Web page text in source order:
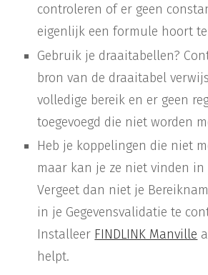
controleren of er geen
eigenlijk een formule hoort
Gebruik je draaitabellen?
bron van de draaitabel
volledige bereik en er geen
toegevoegd die niet worden
Heb je koppelingen die niet
maar kan je ze niet vinden in
Vergeet dan niet je
in je Gegevensvalidatie te
Installeer FINDLINK Manville
helpt.